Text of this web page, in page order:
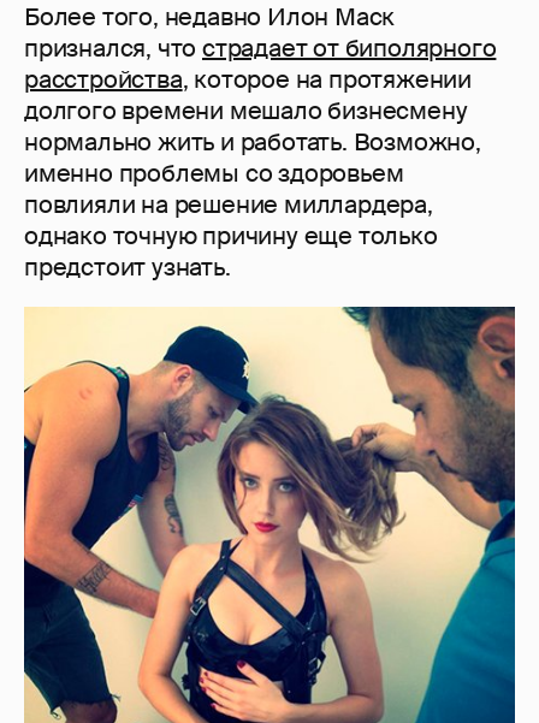
Более того, недавно Илон Маск
признался, чтострадает от биполярного
расстройства, которое на протяжении
долгого времени мешало бизнесмену
нормально жить и работать. Возможно,
именно проблемы со здоровьем
повлияли на решение миллардера,
однако точную причину еще только
предстоит узнать.